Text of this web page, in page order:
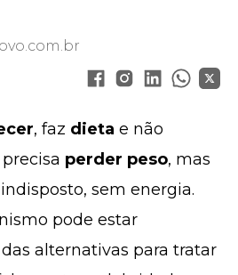
, faz dieta e não
perder peso, mas
sem energia.
pode estar
alternativas para tratar